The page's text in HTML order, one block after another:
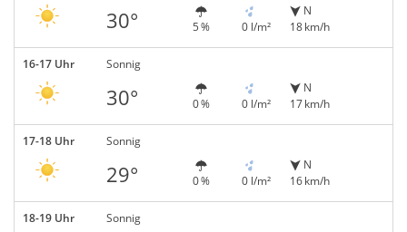
30° 5 % 0 l/m²
N
18 km/h
16-17 Uhr Sonnig
30° 0 % 0 l/m²
N
17 km/h
17-18 Uhr Sonnig
29° 0 % 0 l/m²
N
16 km/h
18-19 Uhr Sonnig